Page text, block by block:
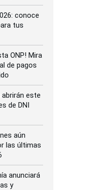
conoce
tus
ONP! Mira
de pagos
abrirán este
de DNI
aún
las últimas
anunciará
y